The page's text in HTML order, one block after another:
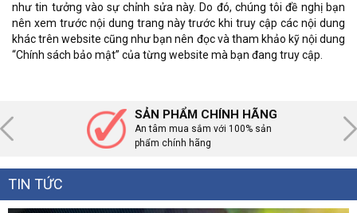
như tin tưởng vào sự chỉnh sửa này. Do đó, chúng tôi đề nghị bạn
nên xem trước nội dung trang này trước khi truy cập các nội dung
khác trên website cũng như bạn nên đọc và tham khảo kỹ nội dung
“Chính sách bảo mật” của từng website mà bạn đang truy cập.
SẢN PHẨM CHÍNH HÃNG
An tâm mua sắm với 100% sản
phẩm chính hãng
TIN TỨC